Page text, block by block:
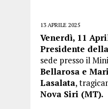
13 APRILE 2025
Venerdì, 11
Presidente
sede presso il
Bellarosa e
Lasalata,
Nova Siri (MT).